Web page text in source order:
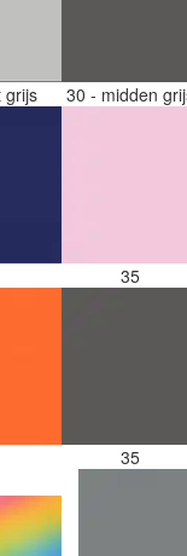
grijs 30 - midden
35
35